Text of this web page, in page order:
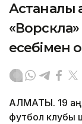
есебімен
АЛМАТЫ. 19
футбол клубы